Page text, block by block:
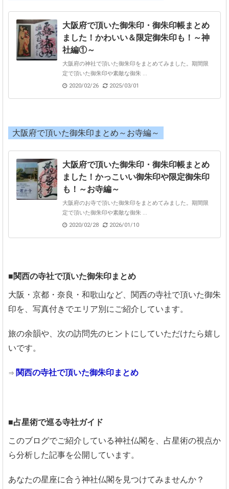
大阪府で頂いた御朱印・御朱印帳まとめ
ました！かわいい＆限定御朱印も！～神
社編①～
大阪府の神社で頂いた御朱印をまとめてみました。期間限
定で頂いた御朱印や素敵な御朱 ...
2020/02/26
2025/03/01
大阪府で頂いた御朱印まとめ～お寺編～
大阪府で頂いた御朱印・御朱印帳まとめ
ました！かっこいい御朱印や限定御朱印
も！～お寺編～
大阪府のお寺で頂いた御朱印をまとめてみました。期間限
定で頂いた御朱印や素敵な御朱 ...
2020/02/28
2026/01/10
■関西の寺社で頂いた御朱印まとめ
大阪・京都・奈良・和歌山など、関西の寺社で頂いた御朱
印を、写真付きでエリア別にご紹介しています。
旅の余韻や、次の訪問先のヒントにしていただけたら嬉し
いです。
⇒ 関西の寺社で頂いた御朱印まとめ
■占星術で巡る寺社ガイド
このブログでご紹介している神社仏閣を、占星術の視点か
ら分析した記事を公開しています。
あなたの星座に合う神社仏閣を見つけてみませんか？